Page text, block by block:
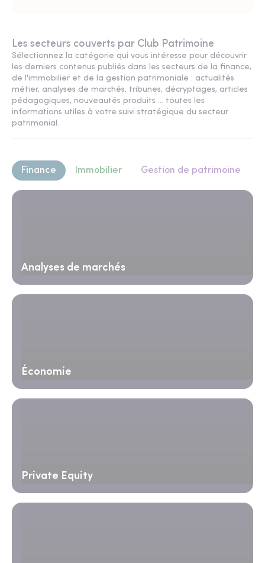
Les secteurs couverts par Club Patrimoine
Sélectionnez la catégorie qui vous intéresse pour découvrir
les derniers contenus publiés dans les secteurs de la finance,
de l'immobilier et de la gestion patrimoniale : actualités
métier, analyses de marchés, tribunes, décryptages, articles
pédagogiques, nouveautés produits ... toutes les
informations utiles à votre suivi stratégique du secteur
patrimonial.
Finance Immobilier Gestion de patrimoine
Analyses de marchés
Économie
Private Equity